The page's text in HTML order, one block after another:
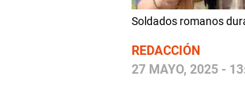
Soldados romanos
REDACCIÓN
27 MAYO, 2025 -